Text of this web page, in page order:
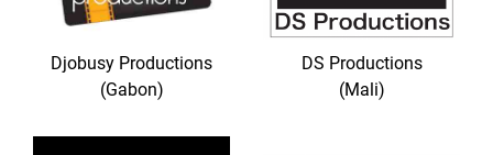
Djobusy Productions
(Gabon)
DS Productions
(Mali)